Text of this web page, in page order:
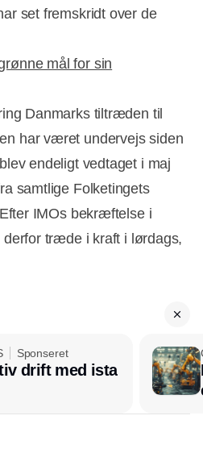
set fremskridt over de
mål for sin
Danmarks tiltræden til
har været undervejs siden
endeligt vedtaget i maj
samtlige Folketingets
IMOs bekræftelse i
træde i kraft i lørdags,
Sponseret
drift med ista